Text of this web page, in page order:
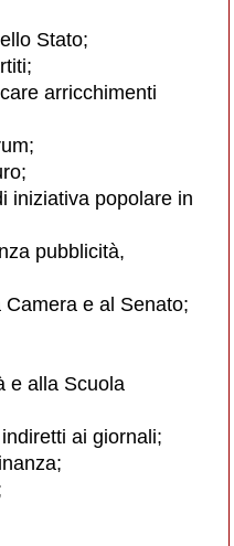
Stato;
arricchimenti
iniziativa popolare in
pubblicità,
e al Senato;
e alla Scuola
ai giornali;